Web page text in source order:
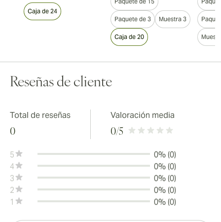
Caja de 24
Paquete de 3 Muestra 3
Caja de 20
Reseñas de cliente
Total de reseñas
0
Valoración media
0/5
5
0% (0)
4
0% (0)
3
0% (0)
2
0% (0)
1
0% (0)